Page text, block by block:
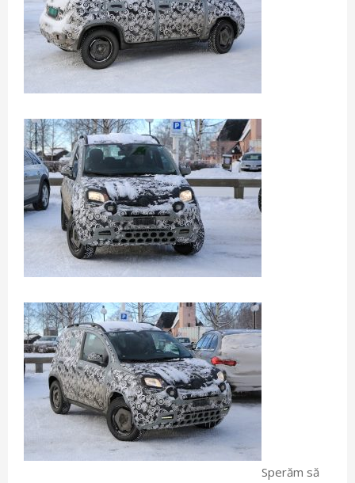
Sperăm să